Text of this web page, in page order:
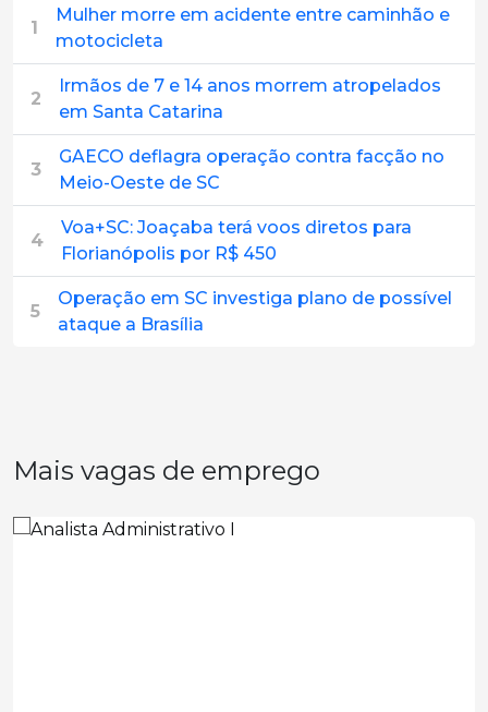
1
Mulher morre em acidente entre caminhão e
motocicleta
2
Irmãos de 7 e 14 anos morrem atropelados
em Santa Catarina
3
GAECO deflagra operação contra facção no
Meio-Oeste de SC
4
Voa+SC: Joaçaba terá voos diretos para
Florianópolis por R$ 450
5
Operação em SC investiga plano de possível
ataque a Brasília
Mais vagas de emprego